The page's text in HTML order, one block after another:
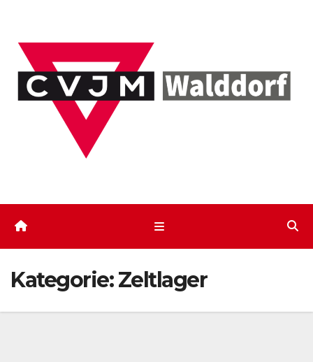
springen
Kategorie:Zeltlager